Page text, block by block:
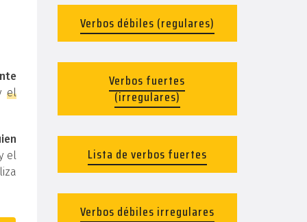
el
el
Verbos débiles (regulares)
Verbos fuertes
(irregulares)
Lista de verbos fuertes
Verbos débiles irregulares